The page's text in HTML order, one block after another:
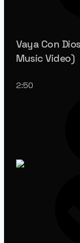
Vaya Con
Music Video)
2:50